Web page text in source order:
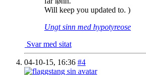
Will keep you updated to. )
Ungt sinn med hypotyreose
Svar med sitat
04-10-15, 16:36 #4